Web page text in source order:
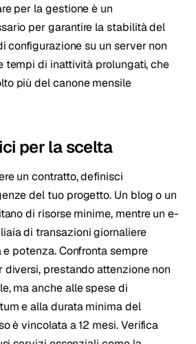
per la gestione è un
per garantire la stabilità del
configurazione su un server non
tempi di inattività prolungati, che
più del canone mensile
per la scelta
un contratto, definisci
del tuo progetto. Un blog o un
di risorse minime, mentre un e-
di transazioni giornaliere
potenza. Confronta sempre
prestando attenzione non
ma anche alle spese di
e alla durata minima del
è vincolata a 12 mesi. Verifica